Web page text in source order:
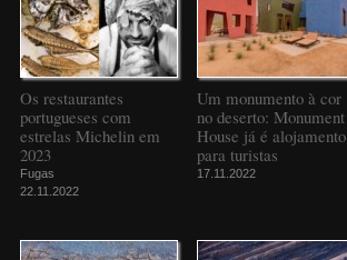
Os restaurantes
portugueses com
estrelas Michelin em
2023
Fugas
22.11.2022
Um monumento à cor
no deserto: Monument
House já é alojamento
para turistas
17.11.2022